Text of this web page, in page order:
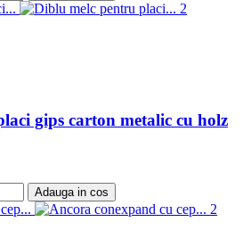
gips carton metalic cu holz
Adauga in cos